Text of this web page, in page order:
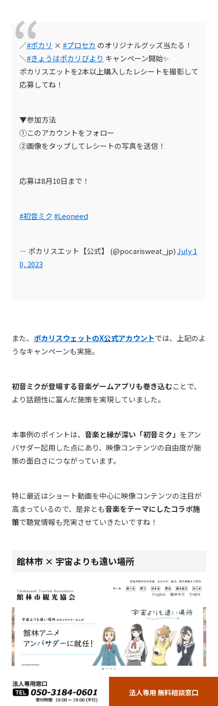
／#ポカリ × #プロセカ のオリジナルグッズ当たる！
＼#きょうはポカリびより キャンペーン開始✨
ポカリスエットを2本以上購入したレシートを撮影して
応募してね！
▼参加方法
➀このアカウントをフォロー
②画像をタップしてレシートの写真を送信！
応募は8月10日まで！
#初音ミク #Leoneed
— ポカリスエット【公式】 (@pocarisweat_jp)July 1
0, 2023
また、 ポカリスウェットのX公式アカウントでは、上記のよ
うなキャンペーンも実施。
初音ミクが登場する音楽ゲームアプリも巻き込むことで、
より話題性に富んだ施策を実現していました。
本事例のポイントは、 音楽と縁が深い「初音ミク」 をアン
バサダー起用した点にあり、映像コンテンツの自由度が施
策の面白さにつながっています。
特に最近はショート動画を中心に映像コンテンツの注目が
高まっているので、是非とも音楽をテーマにしたコラボ施
策で聴覚情報も充実させていきたいですね！
館林市 × 宇宙よりも遠い場所
館林市観光協会
法人専用 無料相談窓口